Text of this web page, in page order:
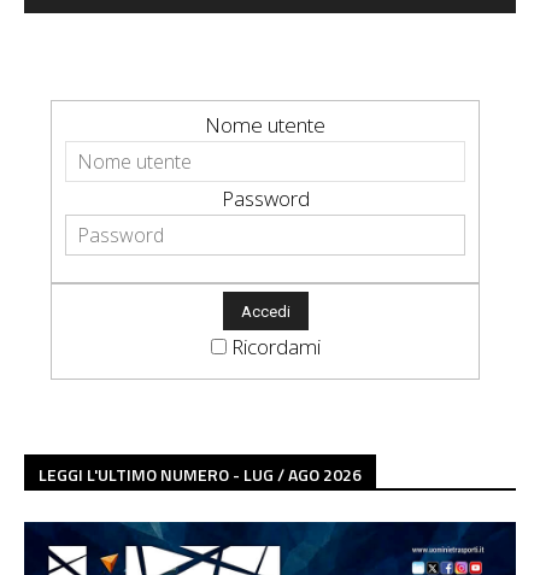
Nome utente
Password
Ricordami
LEGGI L'ULTIMO NUMERO - LUG / AGO 2026